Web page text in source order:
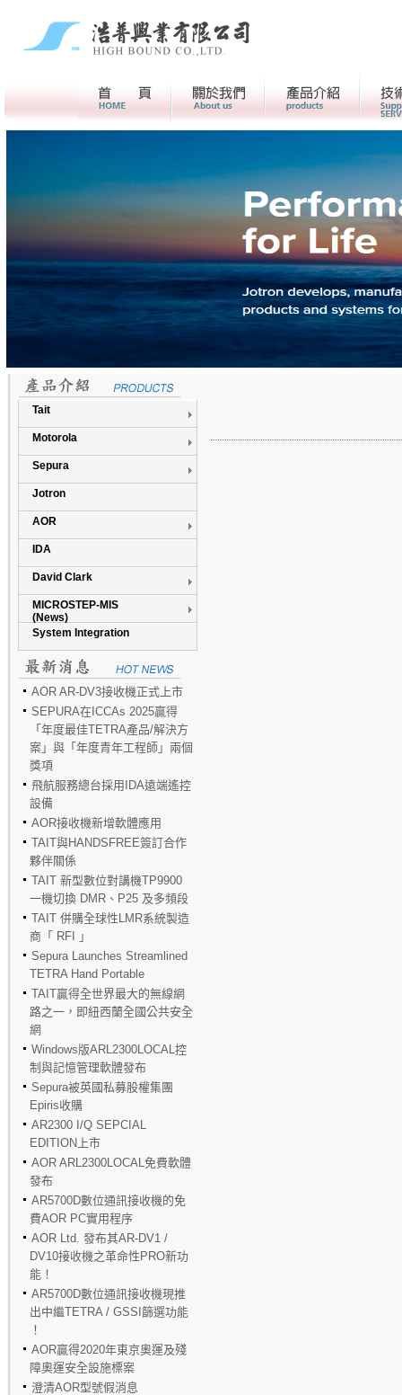
產品介紹
Tait
Motorola
Sepura
Jotron
AOR
IDA
David Clark
MICROSTEP-MIS
(News)
System Integration
AOR AR-DV3接收機正式上市
SEPURA在ICCAs 2025贏得
「年度最佳TETRA產品/解決方
案」與「年度青年工程師」兩個
獎項
飛航服務總台採用IDA遠端遙控
設備
AOR接收機新增軟體應用
TAIT與HANDSFREE簽訂合作
夥伴關係
TAIT 新型數位對講機TP9900
一機切換 DMR、P25 及多頻段
TAIT 併購全球性LMR系統製造
商「 RFI 」
Sepura Launches Streamlined
TETRA Hand Portable
TAIT贏得全世界最大的無線網
路之一，即紐西蘭全國公共安全
網
Windows版ARL2300LOCAL控
制與記憶管理軟體發布
Sepura被英國私募股權集團
Epiris收購
AR2300 I/Q SEPCIAL
EDITION上市
AOR ARL2300LOCAL免費軟體
發布
AR5700D數位通訊接收機的免
費AOR PC實用程序
AOR Ltd. 發布其AR-DV1 /
DV10接收機之革命性PRO新功
能！
AR5700D數位通訊接收機現推
出中繼TETRA / GSSI篩選功能
！
AOR贏得2020年東京奧運及殘
障奧運安全設施標案
澄清AOR型號假消息